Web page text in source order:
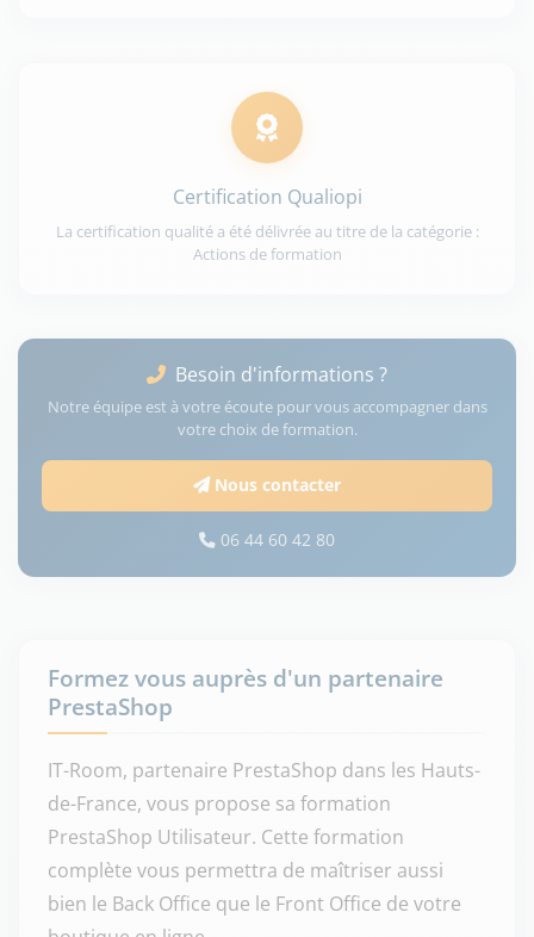
Certification Qualiopi
La certification qualité a été délivrée au titre de la catégorie :
Actions de formation
Besoin d'informations ?
Notre équipe est à votre écoute pour vous accompagner dans
votre choix de formation.
Nous contacter
06 44 60 42 80
Formez vous auprès d'un partenaire
PrestaShop
IT-Room, partenaire PrestaShop dans les Hauts-
de-France, vous propose sa formation
PrestaShop Utilisateur. Cette formation
complète vous permettra de maîtriser aussi
bien le Back Office que le Front Office de votre